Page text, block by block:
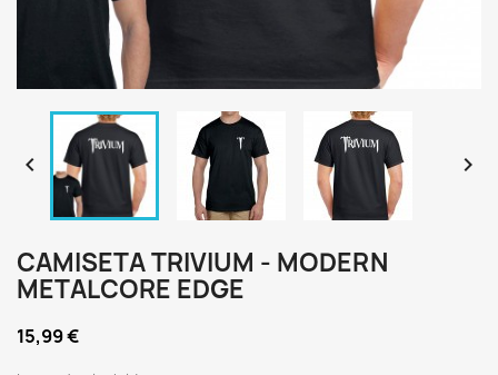
 
CAMISETA TRIVIUM - MODERN
METALCORE EDGE
15,99 €